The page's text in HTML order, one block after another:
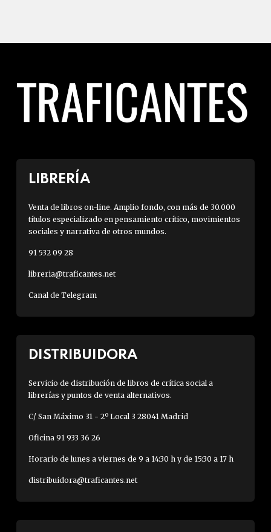
LIBRERÍA
Venta de libros on-line. Amplio fondo, con más de 30.000
títulos especializado en pensamiento crítico, movimientos
sociales y narrativa de otros mundos.
91 532 09 28
libreria@traficantes.net
Canal de Telegram
DISTRIBUIDORA
Servicio de distribución de libros de crítica social a
librerías y puntos de venta alternativos.
C/ San Máximo 31 - 2º Local 3 28041 Madrid
Oficina 91 933 36 26
Horario de lunes a viernes de 9 a 14:30 h y de 15:30 a 17 h
distribuidora@traficantes.net